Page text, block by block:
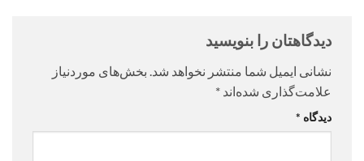
دیدگاهتان را بنویسید
نشانی ایمیل شما منتشر نخواهد شد. بخش‌های موردنیاز
علامت‌گذاری شده‌اند *
دیدگاه *